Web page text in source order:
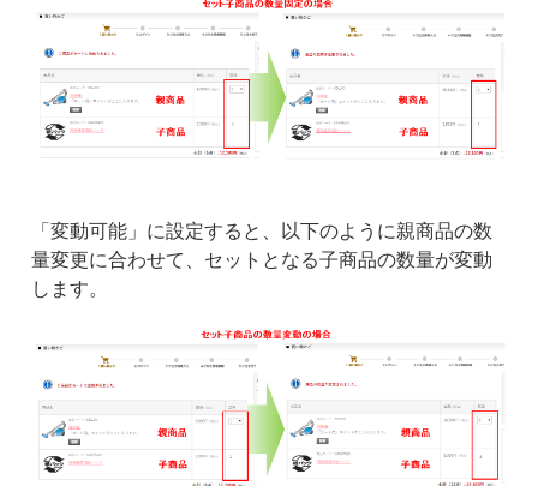
「変動可能」に設定すると、以下のように親商品の数
量変更に合わせて、セットとなる子商品の数量が変動
します。